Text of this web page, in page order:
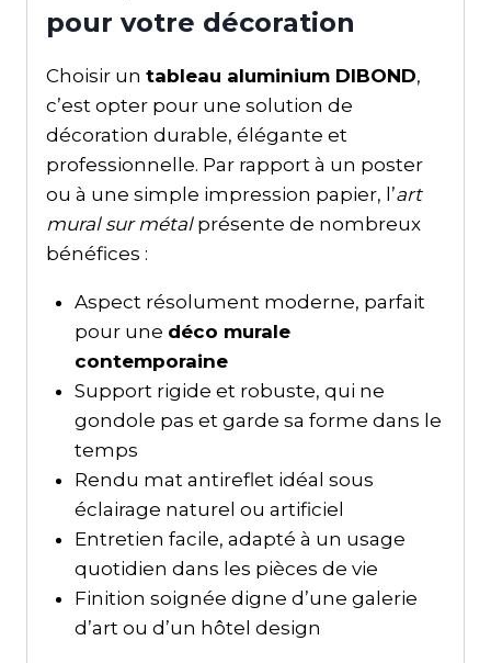
pour votre décoration
Choisir un tableau aluminium DIBOND,
c’est opter pour une solution de
décoration durable, élégante et
professionnelle. Par rapport à un poster
ou à une simple impression papier, l’art
mural sur métalprésente de nombreux
bénéfices :
Aspect résolument moderne, parfait
pour une déco murale
contemporaine
Support rigide et robuste, qui ne
gondole pas et garde sa forme dans le
temps
Rendu mat antireflet idéal sous
éclairage naturel ou artificiel
Entretien facile, adapté à un usage
quotidien dans les pièces de vie
Finition soignée digne d’une galerie
d’art ou d’un hôtel design